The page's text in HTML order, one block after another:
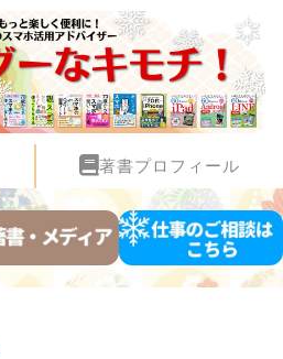
著書プロフィール